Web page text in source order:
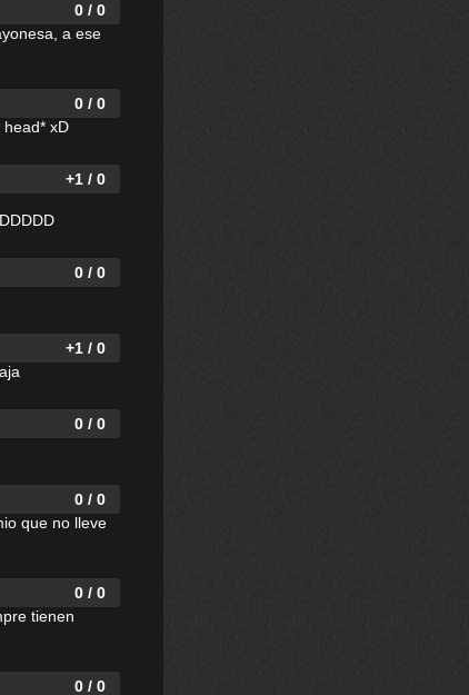
0 / 0
a ese
0 / 0
head* xD
+1 / 0
0 / 0
+1 / 0
0 / 0
0 / 0
que no lleve
0 / 0
tienen
0 / 0